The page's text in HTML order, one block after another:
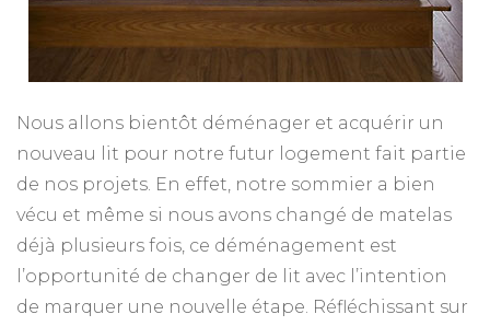
Nous allons bientôt déménager et acquérir un
nouveau lit pour notre futur logement fait partie
de nos projets. En effet, notre sommier a bien
vécu et même si nous avons changé de matelas
déjà plusieurs fois, ce déménagement est
l’opportunité de changer de lit avec l’intention
de marquer une nouvelle étape. Réfléchissant sur